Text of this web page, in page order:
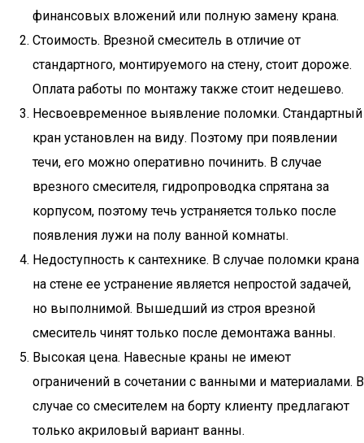
финансовых вложений или полную замену крана.
Стоимость. Врезной смеситель в отличие от
стандартного, монтируемого на стену, стоит дороже.
Оплата работы по монтажу также стоит недешево.
Несвоевременное выявление поломки. Стандартный
кран установлен на виду. Поэтому при появлении
течи, его можно оперативно починить. В случае
врезного смесителя, гидропроводка спрятана за
корпусом, поэтому течь устраняется только после
появления лужи на полу ванной комнаты.
Недоступность к сантехнике. В случае поломки крана
на стене ее устранение является непростой задачей,
но выполнимой. Вышедший из строя врезной
смеситель чинят только после демонтажа ванны.
Высокая цена. Навесные краны не имеют
ограничений в сочетании с ванными и материалами. В
случае со смесителем на борту клиенту предлагают
только акриловый вариант ванны.